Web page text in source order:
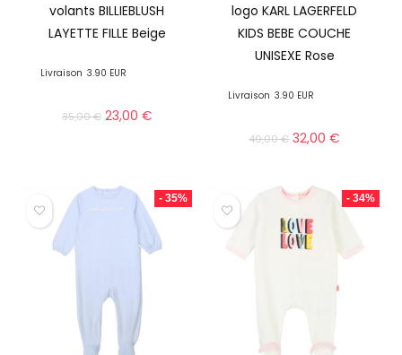
volants BILLIEBLUSH
LAYETTE FILLE Beige
Livraison 3.90 EUR
35,00€ 23,00 €
logo KARL LAGERFELD
KIDS BEBE COUCHE
UNISEXE Rose
Livraison 3.90 EUR
49,00€ 32,00€
- 35% - 34%